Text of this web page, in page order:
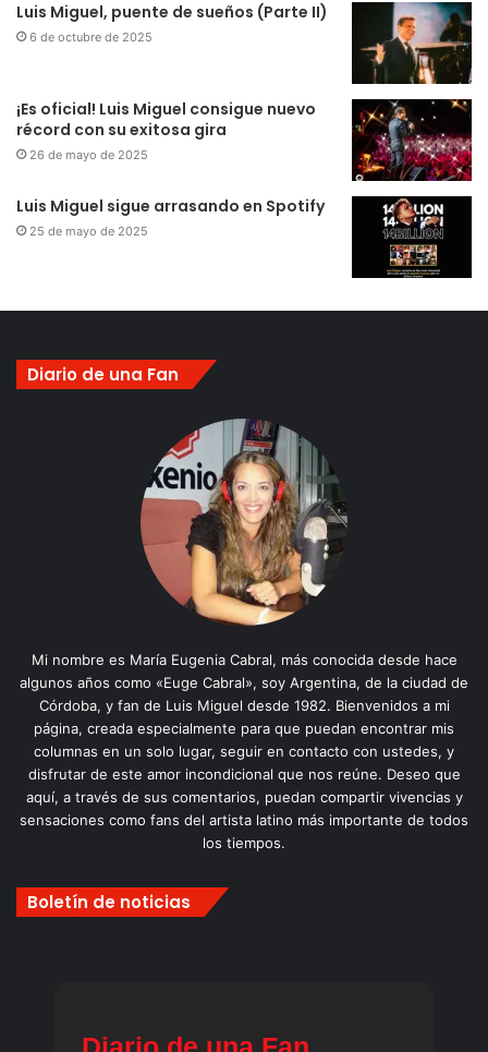
Luis Miguel, puente de sueños (Parte II)
6 de octubre de 2025
¡Es oficial! Luis Miguel consigue nuevo
récord con su exitosa gira
26 de mayo de 2025
Luis Miguel sigue arrasando en Spotify
25 de mayo de 2025
Diario de una Fan
Mi nombre es María Eugenia Cabral, más conocida desde hace
algunos años como «Euge Cabral», soy Argentina, de la ciudad de
Córdoba, y fan de Luis Miguel desde 1982. Bienvenidos a mi
página, creada especialmente para que puedan encontrar mis
columnas en un solo lugar, seguir en contacto con ustedes, y
disfrutar de este amor incondicional que nos reúne. Deseo que
aquí, a través de sus comentarios, puedan compartir vivencias y
sensaciones como fans del artista latino más importante de todos
los tiempos.
Boletín de noticias